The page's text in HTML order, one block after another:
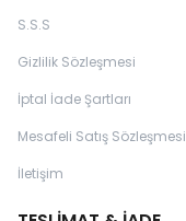
S.S.S
Gizlilik Sözleşmesi
İptal İade Şartları
Mesafeli Satış Sözleşmesi
İletişim